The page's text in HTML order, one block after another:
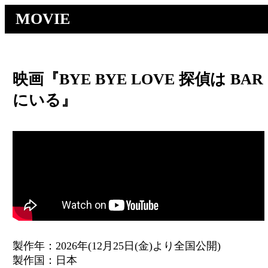
MOVIE
映画『BYE BYE LOVE 探偵は BAR
にいる』
製作年：2026年(12月25日(金)より全国公開)
製作国：日本